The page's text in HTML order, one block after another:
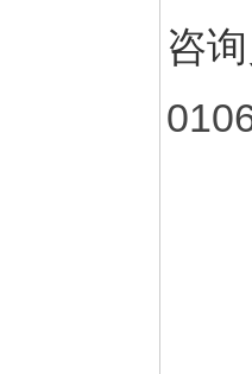
咨